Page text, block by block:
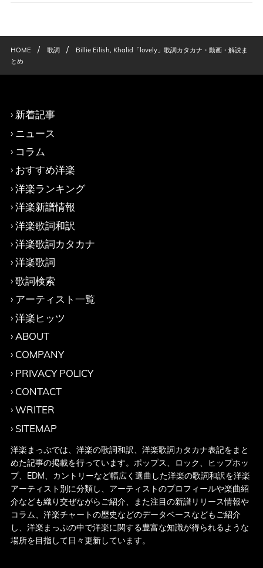
HOME / 歌詞 /
Billie Eilish, Khalid「lovely」歌詞カタカナ・動画・解説ま
とめ
新着記事
ニュース
コラム
おすすめ洋楽
洋楽ランキング
洋楽新譜情報
洋楽歌詞和訳
洋楽歌詞カタカナ
洋楽歌詞
歌詞検索
アーティスト一覧
洋楽ヒッツ
ABOUT
COMPANY
PRIVACY POLICY
CONTACT
WRITER
SITEMAP
洋楽まっぷでは、洋楽の歌詞和訳、洋楽歌詞カタカナ表記をまと
めた記事の掲載を行っています。ポップス、ロック、ヒップホッ
プ、EDM、カントリーなど幅広く選曲した洋楽の歌詞和訳を洋楽
アーティスト別に分類し、アーティストのプロフィールや楽曲紹
介なども織り交ぜながらご紹介、また注目の新譜リリース情報や
コラム、洋楽チャートの歴史などのデータベースなどもご紹介
し、洋楽まっぷの中で洋楽に関する豊富な知識が得られるような
場所を目指して日々更新しています。